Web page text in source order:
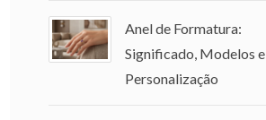
Anel de Formatura:
Significado, Modelos e
Personalização